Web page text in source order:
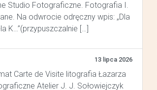
Studio Fotograficzne. Fotografia I.
Na odwrocie odręczny wpis: „Dla
K…”(przypuszczalnie […]
13 lipca 2026
Carte de Visite litografia Łazarza
Atelier J. J. Sołowiejczyk